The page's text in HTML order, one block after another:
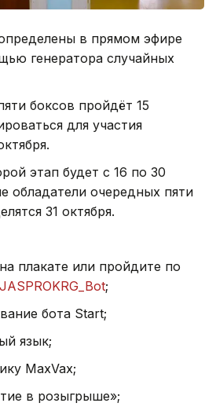
в прямом эфире
генератора случайных
боксов пройдёт 15
для участия
этап будет с 16 по 30
обладатели очередных пяти
31 октября.
плакате или пройдите по
;
бота Start;
язык;
MaxVax;
в розыгрыше»;